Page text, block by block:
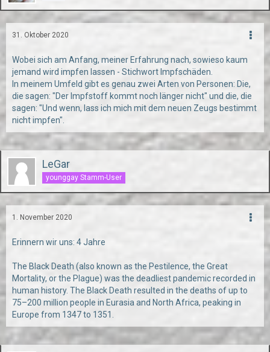
31. Oktober 2020
Wobei sich am Anfang, meiner Erfahrung nach, sowieso kaum
jemand wird impfen lassen - Stichwort Impfschäden.
In meinem Umfeld gibt es genau zwei Arten von Personen: Die,
die sagen: "Der Impfstoff kommt noch länger nicht" und die, die
sagen: "Und wenn, lass ich mich mit dem neuen Zeugs bestimmt
nicht impfen".
LeGar
younggay Stamm-User
1. November 2020
Erinnern wir uns: 4 Jahre
The Black Death (also known as the Pestilence, the Great
Mortality, or the Plague) was the deadliest pandemic recorded in
human history. The Black Death resulted in the deaths of up to
75–200 million people in Eurasia and North Africa, peaking in
Europe from 1347 to 1351.